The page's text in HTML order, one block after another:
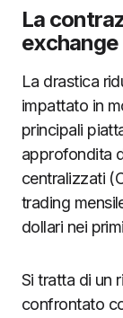
La
exchange
La drastica
impattato in
principali
approfondita
centralizzati
trading
dollari nei
Si tratta di un
confrontato